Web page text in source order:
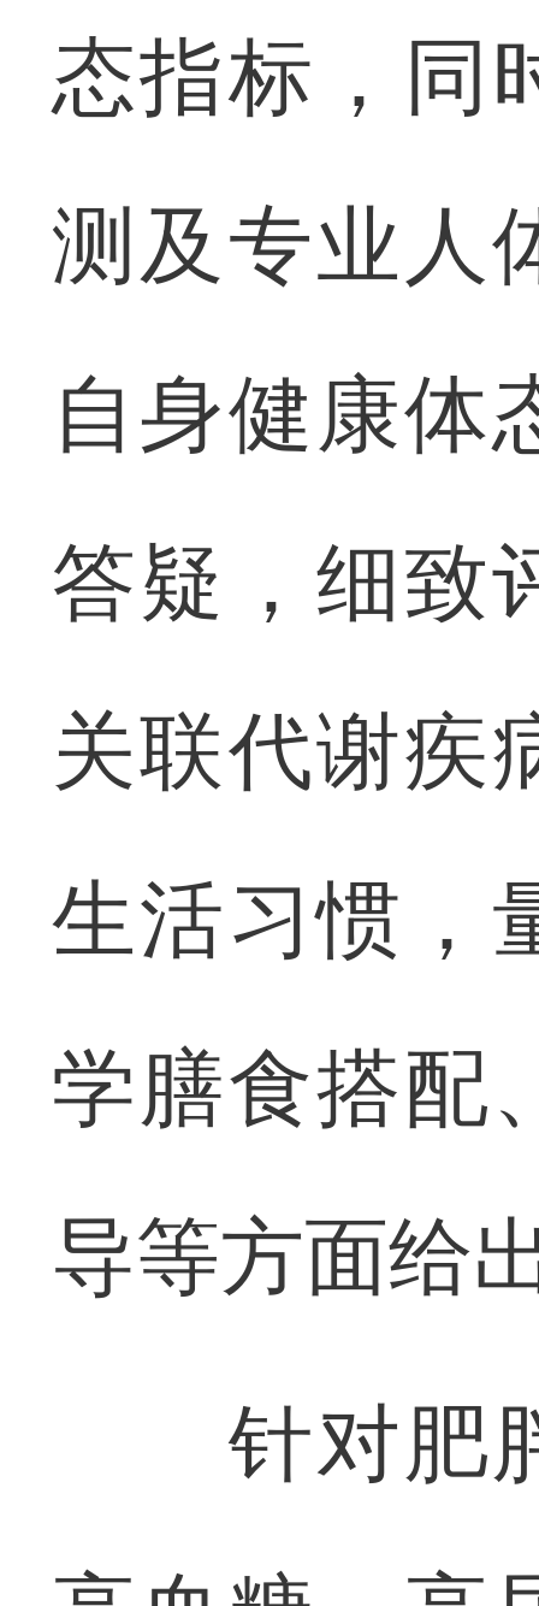
态指标，同
测及专业人
自身健康体
答疑，细致
关联代谢疾
生活习惯，
学膳食搭配
导等方面给
针对肥胖